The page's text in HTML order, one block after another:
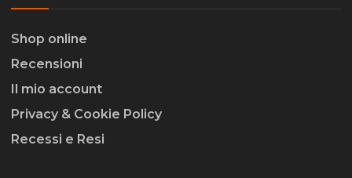
Shop online
Recensioni
Il mio account
Privacy & Cookie Policy
Recessi e Resi